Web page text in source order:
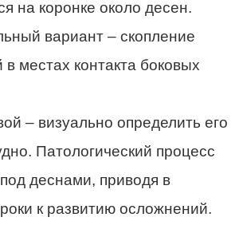
на коронке около десен.
вариант – скопление
местах контакта боковых
– визуально определить его
Патологический процесс
деснами, приводя в
к развитию осложнений.